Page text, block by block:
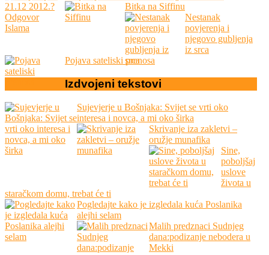
Bitka na Siffinu
Nestanak
povjerenja i
njegovo gubljenja
iz srca
Pojava sateliski prenosa
Izdvojeni tekstovi
Sujevjerje u Bošnjaka: Svijet se vrti oko
interesa i novca, a mi oko širka
Skrivanje iza zakletvi –
oružje munafika
Sine,
poboljšaj
uslove
života u
staračkom domu, trebat će ti
Pogledajte kako je izgledala kuća Poslanika
alejhi selam
Malih predznaci Sudnjeg
dana:podizanje nebodera u
Mekki